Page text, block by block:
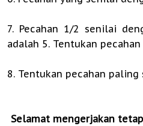
7. Pecahan 1/2 senilai
adalah 5. Tentukan
8. Tentukan pecahan
Selamat mengerjakan